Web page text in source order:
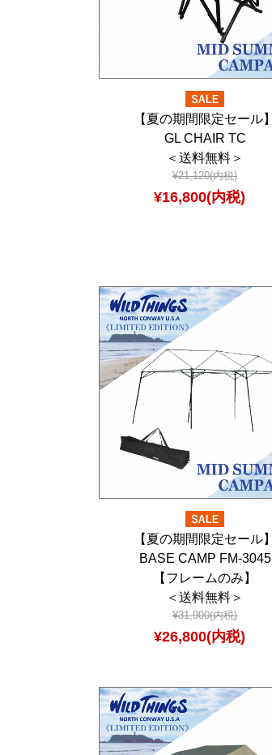
【夏の期間限定セール】
GL CHAIR TC
＜送料無料＞
¥21,120(内税)
¥16,800(内税)
【夏の期間限定セール】
BASE CAMP FM-3045
【フレームのみ】
＜送料無料＞
¥31,900(内税)
¥26,800(内税)